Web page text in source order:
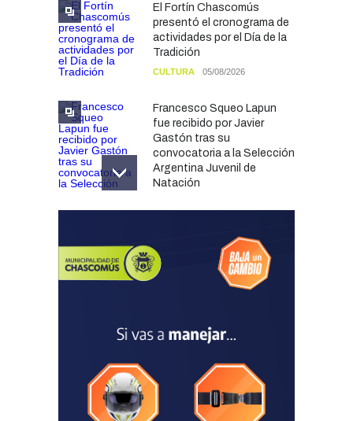
El Fortín Chascomús
presentó el cronograma de
actividades por el Día de la
Tradición
CULTURA 05/08/2026
Francesco Squeo Lapun
fue recibido por Javier
Gastón tras su
convocatoria a la Selección
Argentina Juvenil de
Natación
Las vacaciones de invierno
dejaron una mejora en la
ocupación turística, aunque
TURISMO 03/08/2026
Chascomús incorporó una